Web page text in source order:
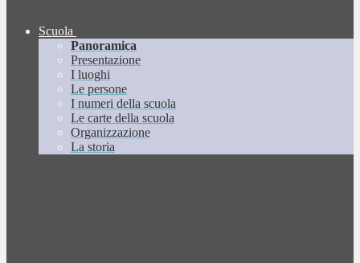
Scuola
Panoramica
Presentazione
I luoghi
Le persone
I numeri della scuola
Le carte della scuola
Organizzazione
La storia